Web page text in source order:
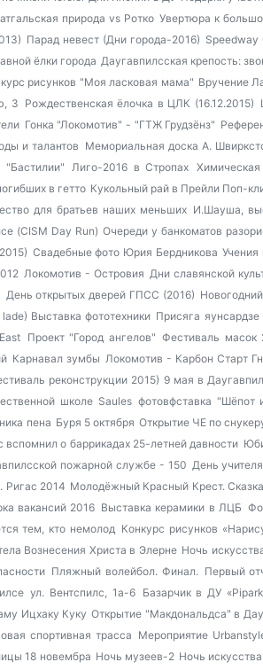
природа vs Ротко Увертюра к
Парад невест (Дни города-2016) Speedway
ёлки города Даугавпилсская крепость:
рисунков "Моя ласковая мама" Вручение
3 Рождественская ёлочка в ЦЛК (16.12.2015)
Гонка "Локомотив" - "ГТЖ Грудзёнз"
и талантов Мемориальная доска А.
"Бастилии" Лиго-2016 в Стропах
в гетто Кукольный рай в Прейли Поп-
для братьев наших меньших И.Шауша,
(CISM Day Run) Очереди у банкоматов
Свадебные фото Юрия Бердникова
Локомотив - Островия Дни славянской
День открытых дверей ГПСС (2016)
Выставка фототехники Присяга
Проект "Город ангелов" Фестиваль масок
Карнавал зумбы Локомотив - Карбон Старт
реконструкции 2015) 9 мая в
школе Saules фотовфставка "Шёпот
пена Буря 5 октября Открытие ЧЕ по
вспомнил о баррикадах 25-летней давности
пожарной службе - 150 День
Ригас 2014 Молодёжный Красный Крест.
вакансий 2016 Выставка керамики в ЛЦБ
тем, кто немолод Конкурс рисунков
Вознесения Христа в Элерне Ночь
Пляжный волейбол. Финал. Первый
ул. Вентспилс, 1а-6 Базарчик в ДУ
Ицхаку Куку Открытие "Макдональдса" в
спортивная трасса Мероприятие
18 новембра Ночь музеев-2 Ночь